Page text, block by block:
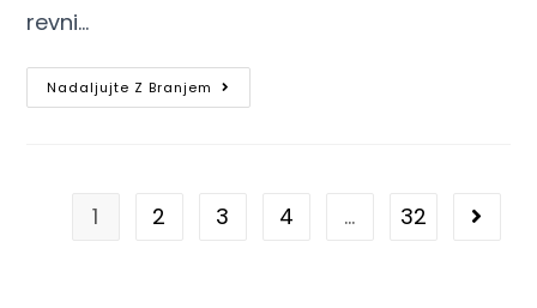
revni…
Nadaljujte Z Branjem
1 2 3 4 … 32